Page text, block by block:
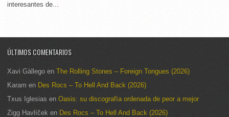
interesantes de...
ÚLTIMOS COMENTARIOS
Xavi Gàllego en The Rolling Stones – Foreign Tongues (2026)
Karam en Des Rocs – To Hell And Back (2026)
Txus Iglesias en Oasis: su discografía ordenada de peor a mejor
Zigg Havlíček en Des Rocs – To Hell And Back (2026)